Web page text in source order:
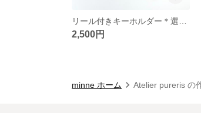
2,500円
minne ホーム Atelier pureris の